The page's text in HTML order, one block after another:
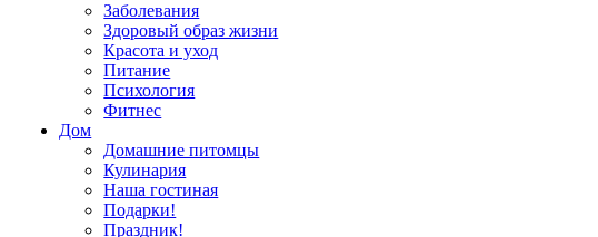
Заболевания
Здоровый образ жизни
Красота и уход
Питание
Психология
Фитнес
Дом
Домашние питомцы
Кулинария
Наша гостиная
Подарки!
Праздник!